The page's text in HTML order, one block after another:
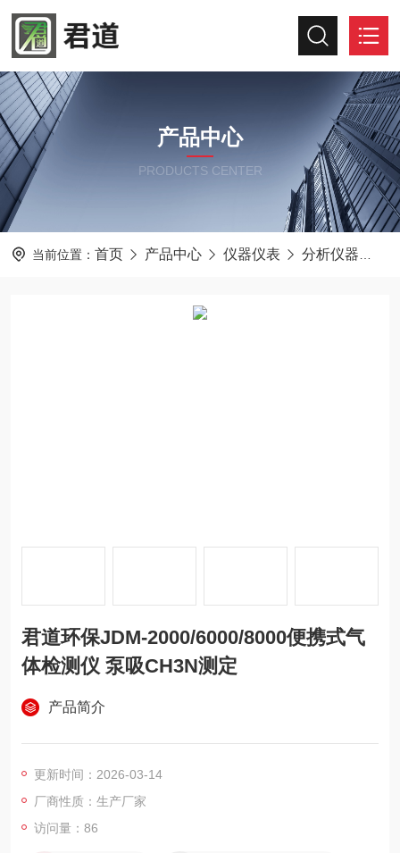
产品中心
PRODUCTS CENTER
当前位置： 首页 产品中心 仪器仪表 分析仪器
君道环保JDM-2000/6000/8000便携式气
体检测仪 泵吸CH3N测定
产品简介
更新时间：2026-03-14
厂商性质：生产厂家
访问量：86